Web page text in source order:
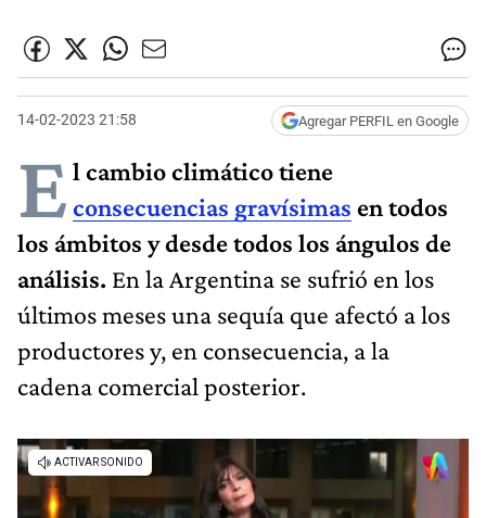
14-02-2023 21:58 Agregar PERFIL en Google
E l cambio climático tiene
consecuencias gravísimas en todos
los ámbitos y desde todos los ángulos de
análisis. En la Argentina se sufrió en los
últimos meses una sequía que afectó a los
productores y, en consecuencia, a la
cadena comercial posterior.